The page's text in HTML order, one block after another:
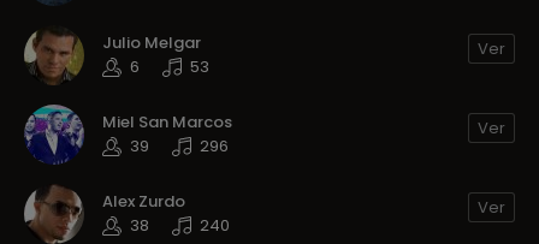
Julio Melgar
6
53
Ver
Miel San Marcos
39
296
Ver
Alex Zurdo
38
240
Ver